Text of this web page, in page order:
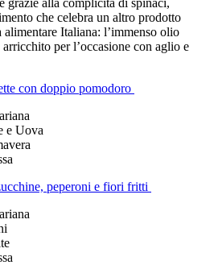
che celebra un altro prodotto
Italiana: l’immenso olio
per l’occasione con aglio e
con doppio pomodoro
e Uova
peperoni e fiori fritti